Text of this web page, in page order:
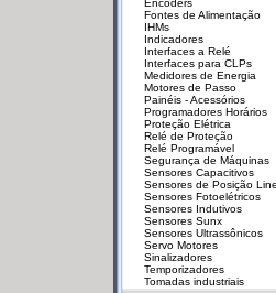
Encoders
Fontes de Alimentação
IHMs
Indicadores
Interfaces a Relé
Interfaces para CLPs
Medidores de Energia
Motores de Passo
Painéis - Acessórios
Programadores Horários
Proteção Elétrica
Relé de Proteção
Relé Programável
Segurança de Máquinas
Sensores Capacitivos
Sensores de Posição
Sensores Fotoelétricos
Sensores Indutivos
Sensores Sunx
Sensores Ultrassônicos
Servo Motores
Sinalizadores
Temporizadores
Tomadas industriais